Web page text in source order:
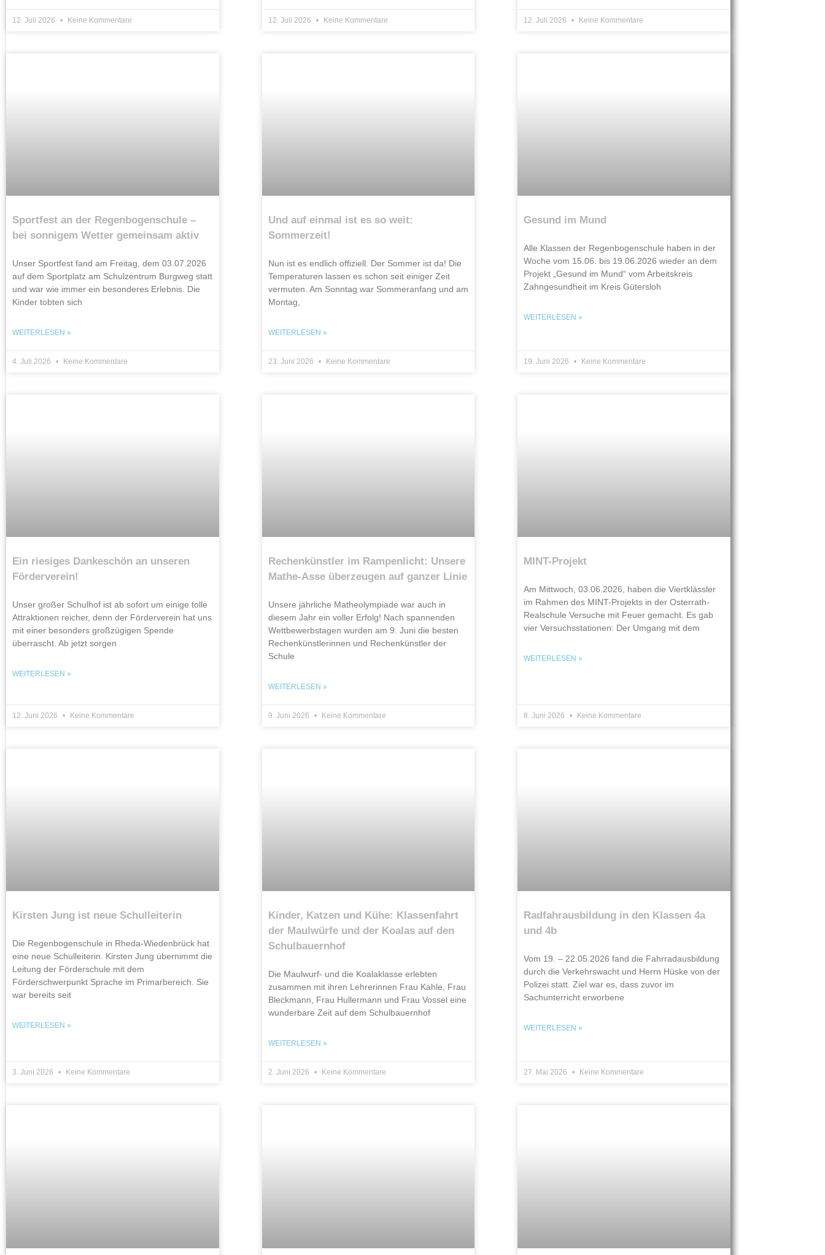
12. Juli 2026 Keine Kommentare 12. Juli 2026 Keine Kommentare 12. Juli 2026 Keine Kommentare
Sportfest an der Regenbogenschule –
bei sonnigem Wetter gemeinsam aktiv
Unser Sportfest fand am Freitag, dem 03.07.2026
auf dem Sportplatz am Schulzentrum Burgweg statt
und war wie immer ein besonderes Erlebnis. Die
Kinder tobten sich
WEITERLESEN »
4. Juli 2026 Keine Kommentare
Und auf einmal ist es so weit:
Sommerzeit!
Nun ist es endlich offiziell. Der Sommer ist da! Die
Temperaturen lassen es schon seit einiger Zeit
vermuten. Am Sonntag war Sommeranfang und am
Montag,
WEITERLESEN »
23. Juni 2026 Keine Kommentare
Gesund im Mund
Alle Klassen der Regenbogenschule haben in der
Woche vom 15.06. bis 19.06.2026 wieder an dem
Projekt „Gesund im Mund“ vom Arbeitskreis
Zahngesundheit im Kreis Gütersloh
WEITERLESEN »
19. Juni 2026 Keine Kommentare
Ein riesiges Dankeschön an unseren
Förderverein!
Unser großer Schulhof ist ab sofort um einige tolle
Attraktionen reicher, denn der Förderverein hat uns
mit einer besonders großzügigen Spende
überrascht. Ab jetzt sorgen
WEITERLESEN »
12. Juni 2026 Keine Kommentare
Rechenkünstler im Rampenlicht: Unsere
Mathe-Asse überzeugen auf ganzer Linie
Unsere jährliche Matheolympiade war auch in
diesem Jahr ein voller Erfolg! Nach spannenden
Wettbewerbstagen wurden am 9. Juni die besten
Rechenkünstlerinnen und Rechenkünstler der
Schule
WEITERLESEN »
9. Juni 2026 Keine Kommentare
MINT-Projekt
Am Mittwoch, 03.06.2026, haben die Viertklässler
im Rahmen des MINT-Projekts in der Osterrath-
Realschule Versuche mit Feuer gemacht. Es gab
vier Versuchsstationen: Der Umgang mit dem
WEITERLESEN »
8. Juni 2026 Keine Kommentare
Kirsten Jung ist neue Schulleiterin
Die Regenbogenschule in Rheda-Wiedenbrück hat
eine neue Schulleiterin. Kirsten Jung übernimmt die
Leitung der Förderschule mit dem
Förderschwerpunkt Sprache im Primarbereich. Sie
war bereits seit
WEITERLESEN »
3. Juni 2026 Keine Kommentare
Kinder, Katzen und Kühe: Klassenfahrt
der Maulwürfe und der Koalas auf den
Schulbauernhof
Die Maulwurf- und die Koalaklasse erlebten
zusammen mit ihren Lehrerinnen Frau Kahle, Frau
Bleckmann, Frau Hullermann und Frau Vossel eine
wunderbare Zeit auf dem Schulbauernhof
WEITERLESEN »
2. Juni 2026 Keine Kommentare
Radfahrausbildung in den Klassen 4a
und 4b
Vom 19. – 22.05.2026 fand die Fahrradausbildung
durch die Verkehrswacht und Herrn Hüske von der
Polizei statt. Ziel war es, dass zuvor im
Sachunterricht erworbene
WEITERLESEN »
27. Mai 2026 Keine Kommentare